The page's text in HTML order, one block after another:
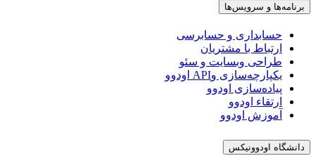
و سرویس‌ها
حسابداری و حسابرسی
ارتباط با مشتریان
طراحی وبسایت و سئو
یکپارچه‌سازی وAPI اودوو
پیاده‌سازی اودوو
ارتقاء اودوو
آموزش اودوو
اودوونیکس